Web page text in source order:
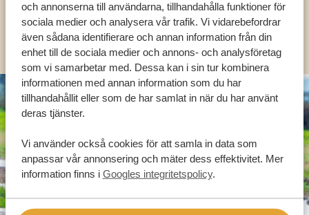
och annonserna till användarna, tillhandahålla funktioner för
sociala medier och analysera vår trafik. Vi vidarebefordrar
även sådana identifierare och annan information från din
enhet till de sociala medier och annons- och analysföretag
som vi samarbetar med. Dessa kan i sin tur kombinera
informationen med annan information som du har
tillhandahållit eller som de har samlat in när du har använt
deras tjänster.
Vi använder också cookies för att samla in data som
anpassar vår annonsering och mäter dess effektivitet. Mer
information finns i Googles integritetspolicy.
OLIKA LÄNDER